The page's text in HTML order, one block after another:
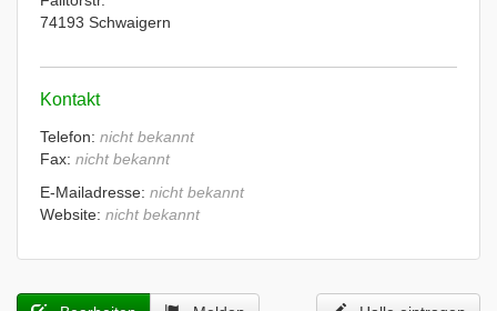
74193 Schwaigern
Kontakt
Telefon: nicht bekannt
Fax: nicht bekannt
E-Mailadresse: nicht bekannt
Website: nicht bekannt